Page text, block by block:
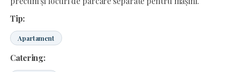
Tip:
Apartament
Catering: